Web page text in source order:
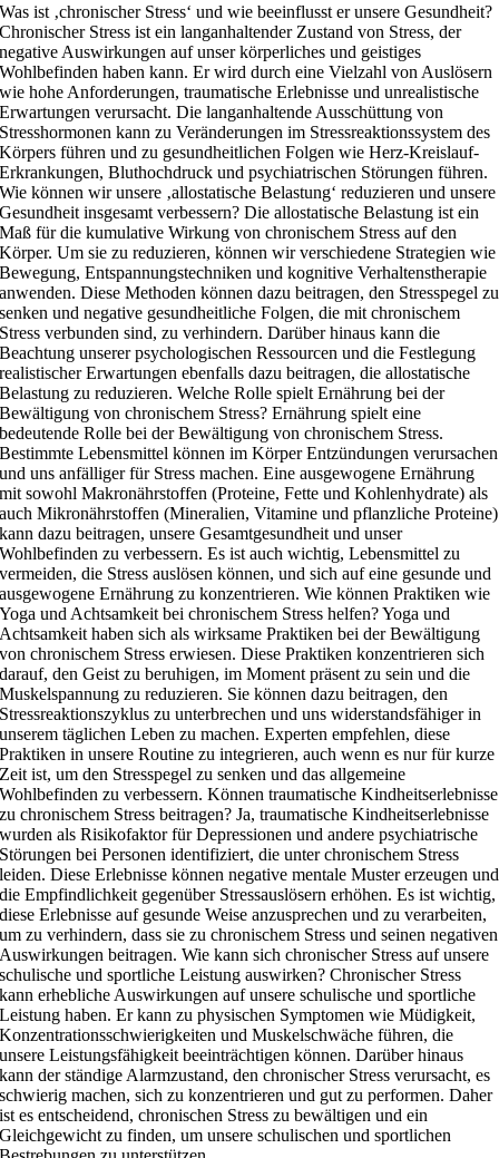
Was ist ‚chronischer Stress‘ und wie beeinflusst er unsere Gesundheit?
Chronischer Stress ist ein langanhaltender Zustand von Stress, der
negative Auswirkungen auf unser körperliches und geistiges
Wohlbefinden haben kann. Er wird durch eine Vielzahl von Auslösern
wie hohe Anforderungen, traumatische Erlebnisse und unrealistische
Erwartungen verursacht. Die langanhaltende Ausschüttung von
Stresshormonen kann zu Veränderungen im Stressreaktionssystem des
Körpers führen und zu gesundheitlichen Folgen wie Herz-Kreislauf-
Erkrankungen, Bluthochdruck und psychiatrischen Störungen führen.
Wie können wir unsere ‚allostatische Belastung‘ reduzieren und unsere
Gesundheit insgesamt verbessern? Die allostatische Belastung ist ein
Maß für die kumulative Wirkung von chronischem Stress auf den
Körper. Um sie zu reduzieren, können wir verschiedene Strategien wie
Bewegung, Entspannungstechniken und kognitive Verhaltenstherapie
anwenden. Diese Methoden können dazu beitragen, den Stresspegel zu
senken und negative gesundheitliche Folgen, die mit chronischem
Stress verbunden sind, zu verhindern. Darüber hinaus kann die
Beachtung unserer psychologischen Ressourcen und die Festlegung
realistischer Erwartungen ebenfalls dazu beitragen, die allostatische
Belastung zu reduzieren. Welche Rolle spielt Ernährung bei der
Bewältigung von chronischem Stress? Ernährung spielt eine
bedeutende Rolle bei der Bewältigung von chronischem Stress.
Bestimmte Lebensmittel können im Körper Entzündungen verursachen
und uns anfälliger für Stress machen. Eine ausgewogene Ernährung
mit sowohl Makronährstoffen (Proteine, Fette und Kohlenhydrate) als
auch Mikronährstoffen (Mineralien, Vitamine und pflanzliche Proteine)
kann dazu beitragen, unsere Gesamtgesundheit und unser
Wohlbefinden zu verbessern. Es ist auch wichtig, Lebensmittel zu
vermeiden, die Stress auslösen können, und sich auf eine gesunde und
ausgewogene Ernährung zu konzentrieren. Wie können Praktiken wie
Yoga und Achtsamkeit bei chronischem Stress helfen? Yoga und
Achtsamkeit haben sich als wirksame Praktiken bei der Bewältigung
von chronischem Stress erwiesen. Diese Praktiken konzentrieren sich
darauf, den Geist zu beruhigen, im Moment präsent zu sein und die
Muskelspannung zu reduzieren. Sie können dazu beitragen, den
Stressreaktionszyklus zu unterbrechen und uns widerstandsfähiger in
unserem täglichen Leben zu machen. Experten empfehlen, diese
Praktiken in unsere Routine zu integrieren, auch wenn es nur für kurze
Zeit ist, um den Stresspegel zu senken und das allgemeine
Wohlbefinden zu verbessern. Können traumatische Kindheitserlebnisse
zu chronischem Stress beitragen? Ja, traumatische Kindheitserlebnisse
wurden als Risikofaktor für Depressionen und andere psychiatrische
Störungen bei Personen identifiziert, die unter chronischem Stress
leiden. Diese Erlebnisse können negative mentale Muster erzeugen und
die Empfindlichkeit gegenüber Stressauslösern erhöhen. Es ist wichtig,
diese Erlebnisse auf gesunde Weise anzusprechen und zu verarbeiten,
um zu verhindern, dass sie zu chronischem Stress und seinen negativen
Auswirkungen beitragen. Wie kann sich chronischer Stress auf unsere
schulische und sportliche Leistung auswirken? Chronischer Stress
kann erhebliche Auswirkungen auf unsere schulische und sportliche
Leistung haben. Er kann zu physischen Symptomen wie Müdigkeit,
Konzentrationsschwierigkeiten und Muskelschwäche führen, die
unsere Leistungsfähigkeit beeinträchtigen können. Darüber hinaus
kann der ständige Alarmzustand, den chronischer Stress verursacht, es
schwierig machen, sich zu konzentrieren und gut zu performen. Daher
ist es entscheidend, chronischen Stress zu bewältigen und ein
Gleichgewicht zu finden, um unsere schulischen und sportlichen